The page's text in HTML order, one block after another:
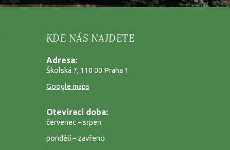
KDE NÁS NAJDETE
Adresa:
Školská 7, 110 00 Praha 1
Google maps
Otevírací doba:
červenec – srpen
pondělí – zavřeno